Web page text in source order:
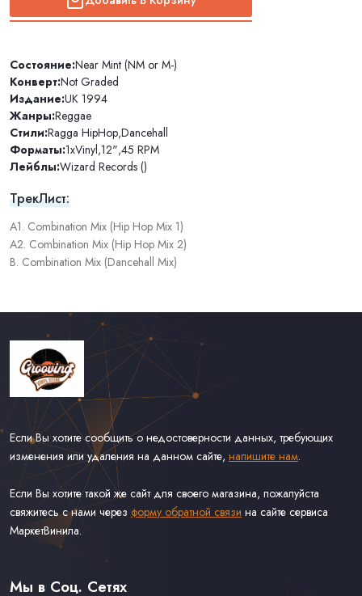
Состояние:Near Mint (NM or M-)
Конверт:Not Graded
Издание:UK 1994
Жанры:Reggae
Стили:Ragga HipHop,Dancehall
Форматы:1xVinyl,12",45 RPM
Лейблы:Wizard Records ()
ТрекЛист:
A1. Combination Mix (Hip Hop Mix 1)
A2. Combination Mix (Hip Hop Mix 2)
B. Combination Mix (Dancehall Mix)
Если Вы хотите сообщить о недостоверности данных, требующих
изменения или удаления на данном сайте, напишите нам.
Если Вы хотите такой же сайт для своего магазина, пожалуйста
свяжитесь с нами через форму обратной связи на сайте сервиса
МаркетВинила.
Связаться С Нами
Мы в Соц. Сетях